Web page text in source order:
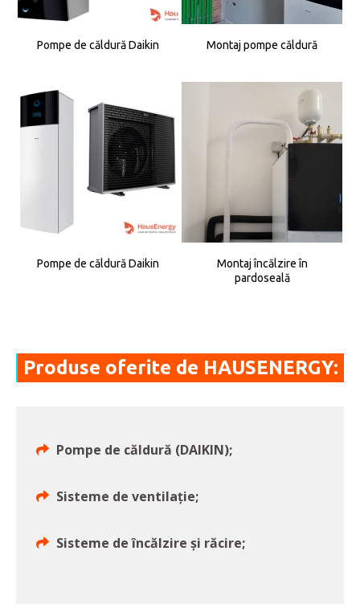
Pompe de căldură Daikin Montaj pompe căldură
Pompe de căldură Daikin
Montaj încălzire în
pardoseală
Produse oferite de HAUSENERGY:
Pompe de căldură (DAIKIN);
Sisteme de ventilație;
Sisteme de încălzire și răcire;